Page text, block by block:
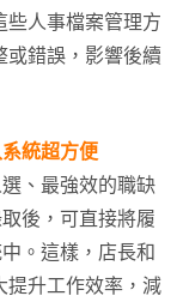
些人事檔案管理方
或錯誤，影響後續
統超方便
、最強效的職缺
後，可直接將履
。這樣，店長和
提升工作效率，減